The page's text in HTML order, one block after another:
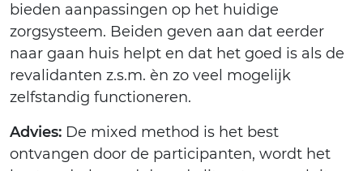
bieden aanpassingen op het huidige
zorgsysteem. Beiden geven aan dat eerder
naar gaan huis helpt en dat het goed is als de
revalidanten z.s.m. èn zo veel mogelijk
zelfstandig functioneren.
Advies: De mixed method is het best
ontvangen door de participanten, wordt het